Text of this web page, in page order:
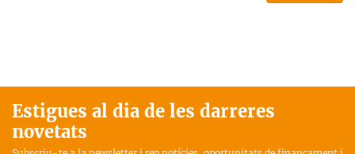
Estigues al dia de les darreres
novetats